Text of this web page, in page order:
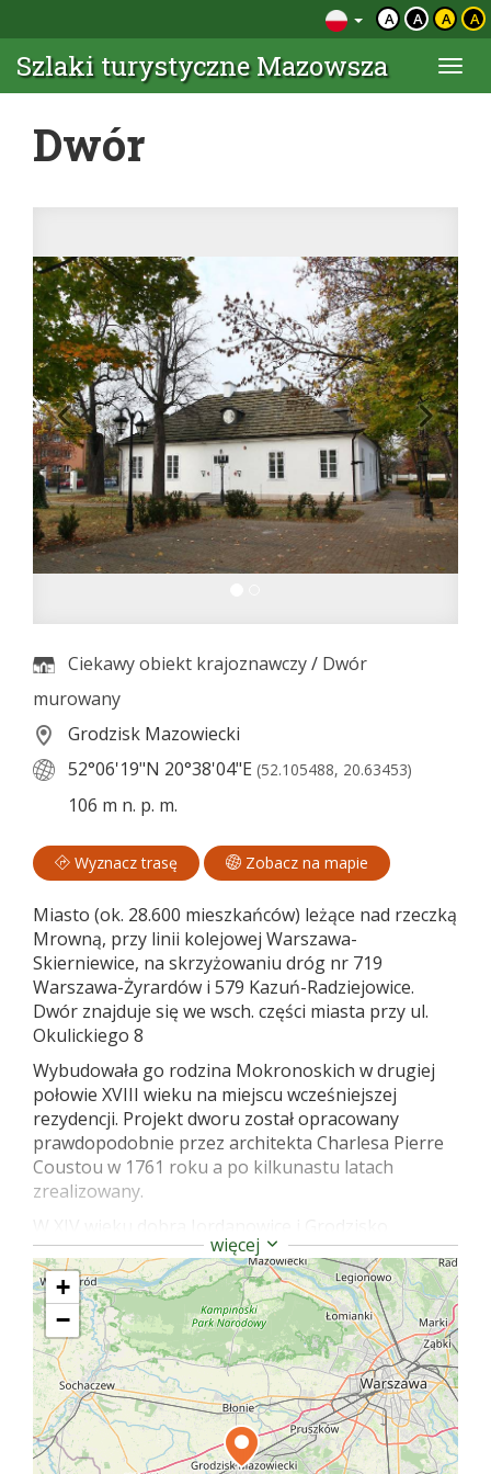
A A A A
Szlaki turystyczne Mazowsza
Dwór
Ciekawy obiekt krajoznawczy/ Dwór
murowany
Grodzisk Mazowiecki
52°06'19"N 20°38'04"E (52.105488, 20.63453)
106 m n. p. m.
Wyznacz trasę Zobacz na mapie
Miasto (ok. 28.600 mieszkańców) leżące nad rzeczką
Mrowną, przy linii kolejowej Warszawa-
Skierniewice, na skrzyżowaniu dróg nr 719
Warszawa-Żyrardów i 579 Kazuń-Radziejowice.
Dwór znajduje się we wsch. części miasta przy ul.
Okulickiego 8
Wybudowała go rodzina Mokronoskich w drugiej
połowie XVIII wieku na miejscu wcześniejszej
rezydencji. Projekt dworu został opracowany
prawdopodobnie przez architekta Charlesa Pierre
Coustou w 1761 roku a po kilkunastu latach
zrealizowany.
należały do rodu Grodziskich herbu Ostoja. Na
początku kolejnego stulecia majątek ten przechodzi
na własność Okuniów, którzy wystarali się o prawa
miejskie dla Grodziska. Rodzina Mokronoskich,
która wywodziła się z Wielkopolski, nabywała
majątki w okolicy od końca XVI w. W roku 1623 mieli
już w swych rękach Kady, Jordanowice i Grodzisk.
Właścicielem majątku został Andrzej Mokronoski,
piastujący urząd sekretarza królewskiego. Kolejne
pokolenia wzbogacały założenie dworskie,
więcej
+
−